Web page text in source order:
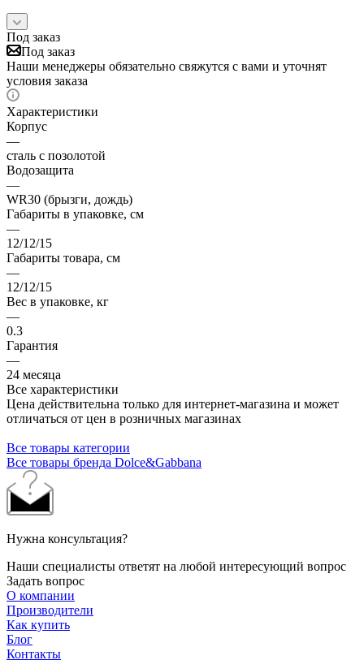
Под заказ
Под заказ
Наши менеджеры обязательно свяжутся с вами и уточнят
условия заказа
Характеристики
Корпус
—
сталь с позолотой
Водозащита
—
WR30 (брызги, дождь)
Габариты в упаковке, см
—
12/12/15
Габариты товара, см
—
12/12/15
Вес в упаковке, кг
—
0.3
Гарантия
—
24 месяца
Все характеристики
Цена действительна только для интернет-магазина и может
отличаться от цен в розничных магазинах
Все товары категории
Все товары бренда Dolce&Gabbana
Нужна консультация?
Наши специалисты ответят на любой интересующий вопрос
Задать вопрос
О компании
Производители
Как купить
Блог
Контакты